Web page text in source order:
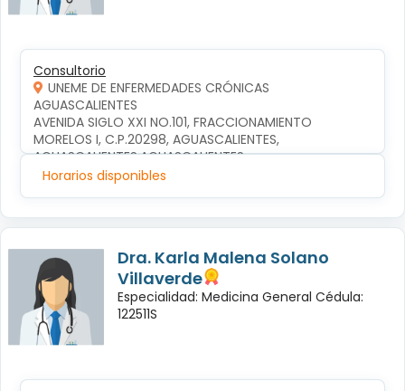
Consultorio
UNEME DE ENFERMEDADES CRÓNICAS
AGUASCALIENTES
AVENIDA SIGLO XXI NO.101, FRACCIONAMIENTO
MORELOS I, C.P.20298, AGUASCALIENTES,
AGUASCALIENTES,AGUASCALIENTES
Horarios disponibles
Dra. Karla Malena Solano
Villaverde
Especialidad: Medicina General Cédula:
122511S